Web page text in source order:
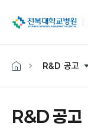
전북대학교병원
R&D 공고
R&D 공고